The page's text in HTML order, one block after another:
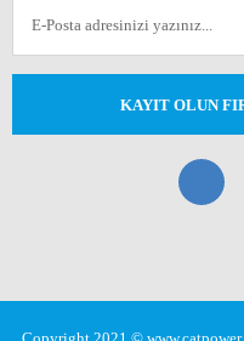
KAYIT OLUN
Copyright 2021 ©